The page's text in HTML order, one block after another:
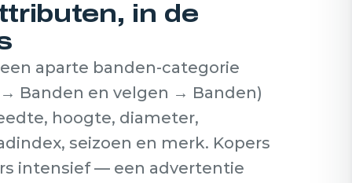
in de
aparte banden-categorie
Banden en velgen → Banden)
hoogte, diameter,
seizoen en merk. Kopers
intensief — een advertentie